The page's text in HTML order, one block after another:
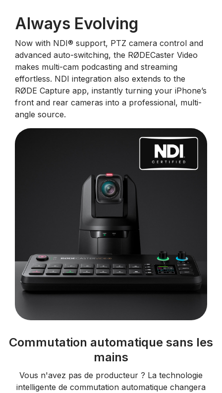
Always Evolving
Now with NDI®️ support, PTZ camera control and
advanced auto-switching, the RØDECaster Video
makes multi-cam podcasting and streaming
effortless. NDI integration also extends to the
RØDE Capture app, instantly turning your iPhone’s
front and rear cameras into a professional, multi-
angle source.
Commutation automatique sans les
mains
Vous n'avez pas de producteur ? La technologie
intelligente de commutation automatique changera